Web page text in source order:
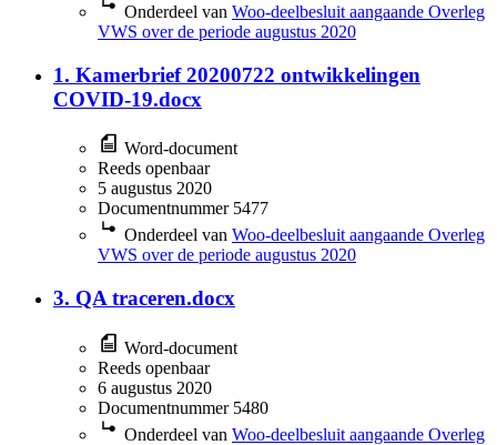
Onderdeel van Woo-deelbesluit aangaande Overleg
VWS over de periode augustus 2020
1. Kamerbrief 20200722 ontwikkelingen
COVID-19.docx
Word-document
Reeds openbaar
5 augustus 2020
Documentnummer 5477
Onderdeel van Woo-deelbesluit aangaande Overleg
VWS over de periode augustus 2020
3. QA traceren.docx
Word-document
Reeds openbaar
6 augustus 2020
Documentnummer 5480
Onderdeel van Woo-deelbesluit aangaande Overleg